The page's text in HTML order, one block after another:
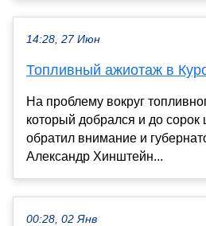
14:28, 27 Июн
Топливный ажиотаж в
На проблему вокруг
который добрался и до сорок
обратил внимание и
Александр Хинштейн...
00:28, 02 Янв